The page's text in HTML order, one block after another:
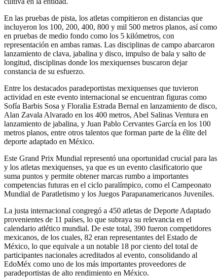
En las pruebas de pista, los atletas compitieron en distancias que
incluyeron los 100, 200, 400, 800 y mil 500 metros planos, así como
en pruebas de medio fondo como los 5 kilómetros, con
representación en ambas ramas. Las disciplinas de campo abarcaron
lanzamiento de clava, jabalina y disco, impulso de bala y salto de
longitud, disciplinas donde los mexiquenses buscaron dejar
constancia de su esfuerzo.
Entre los destacados paradeportistas mexiquenses que tuvieron
actividad en este evento internacional se encuentran figuras como
Sofía Barbis Sosa y Floralia Estrada Bernal en lanzamiento de disco,
Alan Zavala Alvarado en los 400 metros, Abel Salinas Ventura en
lanzamiento de jabalina, y Juan Pablo Cervantes García en los 100
metros planos, entre otros talentos que forman parte de la élite del
deporte adaptado en México.
Este Grand Prix Mundial representó una oportunidad crucial para las
y los atletas mexiquenses, ya que es un evento clasificatorio que
suma puntos y permite obtener marcas rumbo a importantes
competencias futuras en el ciclo paralímpico, como el Campeonato
Mundial de Paratletismo y los Juegos Parapanamericanos Juveniles.
La justa internacional congregó a 450 atletas de Deporte Adaptado
provenientes de 11 países, lo que subraya su relevancia en el
calendario atlético mundial. De este total, 390 fueron competidores
mexicanos, de los cuales, 82 eran representantes del Estado de
México, lo que equivale a un notable 18 por ciento del total de
participantes nacionales acreditados al evento, consolidando al
EdoMéx como uno de los más importantes proveedores de
paradeportistas de alto rendimiento en México.